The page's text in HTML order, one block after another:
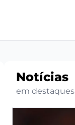
Notícias
em destaques